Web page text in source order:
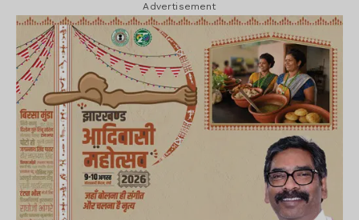
Advertisement